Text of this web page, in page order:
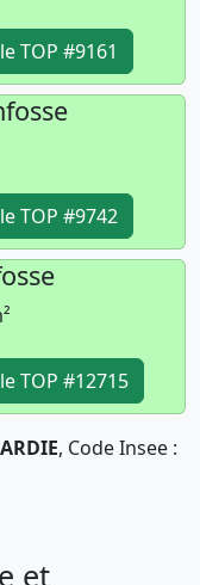
TOP #9161
TOP #9742
TOP #12715
, Code Insee :
et